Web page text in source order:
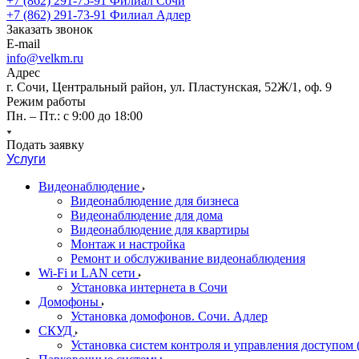
+7 (862) 291-73-91 Филиал Адлер
Заказать звонок
E-mail
info@velkm.ru
Адрес
г. Сочи, Центральный район, ул. Пластунская, 52Ж/1, оф. 9
Режим работы
Пн. – Пт.: с 9:00 до 18:00
Подать заявку
Услуги
Видеонаблюдение
Видеонаблюдение для бизнеса
Видеонаблюдение для дома
Видеонаблюдение для квартиры
Монтаж и настройка
Ремонт и обслуживание видеонаблюдения
Wi-Fi и LAN сети
Установка интернета в Сочи
Домофоны
Установка домофонов. Сочи. Адлер
СКУД
Установка систем контроля и управления